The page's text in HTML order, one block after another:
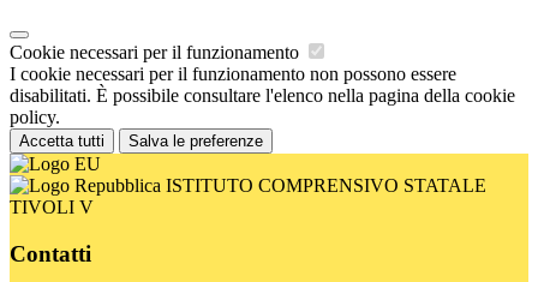
Cookie necessari per il funzionamento
I cookie necessari per il funzionamento non possono essere
disabilitati. È possibile consultare l'elenco nella pagina della cookie
policy.
Accetta tutti Salva le preferenze
ISTITUTO COMPRENSIVO STATALE
TIVOLI V
Contatti